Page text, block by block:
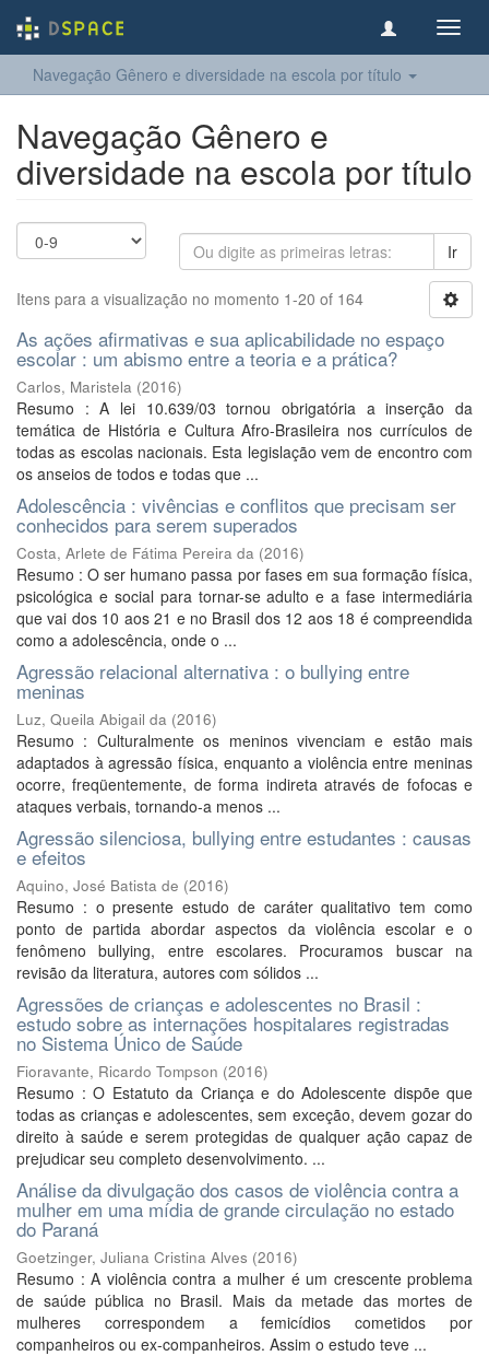
Navegação Gênero e diversidade na escola por título
Navegação Gênero e
diversidade na escola por título
Ir
Itens para a visualização no momento 1-20 of 164
As ações afirmativas e sua aplicabilidade no espaço
escolar : um abismo entre a teoria e a prática?
Carlos, Maristela (2016)
Resumo : A lei 10.639/03 tornou obrigatória a inserção da
temática de História e Cultura Afro-Brasileira nos currículos de
todas as escolas nacionais. Esta legislação vem de encontro com
os anseios de todos e todas que ...
Adolescência : vivências e conflitos que precisam ser
conhecidos para serem superados
Costa, Arlete de Fátima Pereira da (2016)
Resumo : O ser humano passa por fases em sua formação física,
psicológica e social para tornar-se adulto e a fase intermediária
que vai dos 10 aos 21 e no Brasil dos 12 aos 18 é compreendida
como a adolescência, onde o ...
Agressão relacional alternativa : o bullying entre
meninas
Luz, Queila Abigail da (2016)
Resumo : Culturalmente os meninos vivenciam e estão mais
adaptados à agressão física, enquanto a violência entre meninas
ocorre, freqüentemente, de forma indireta através de fofocas e
ataques verbais, tornando-a menos ...
Agressão silenciosa, bullying entre estudantes : causas
e efeitos
Aquino, José Batista de (2016)
Resumo : o presente estudo de caráter qualitativo tem como
ponto de partida abordar aspectos da violência escolar e o
fenômeno bullying, entre escolares. Procuramos buscar na
revisão da literatura, autores com sólidos ...
Agressões de crianças e adolescentes no Brasil :
estudo sobre as internações hospitalares registradas
no Sistema Único de Saúde
Fioravante, Ricardo Tompson (2016)
Resumo : O Estatuto da Criança e do Adolescente dispõe que
todas as crianças e adolescentes, sem exceção, devem gozar do
direito à saúde e serem protegidas de qualquer ação capaz de
prejudicar seu completo desenvolvimento. ...
Análise da divulgação dos casos de violência contra a
mulher em uma mídia de grande circulação no estado
do Paraná
Goetzinger, Juliana Cristina Alves (2016)
Resumo : A violência contra a mulher é um crescente problema
de saúde pública no Brasil. Mais da metade das mortes de
mulheres correspondem a femicídios cometidos por
companheiros ou ex-companheiros. Assim o estudo teve ...